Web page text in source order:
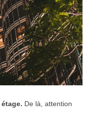
étage. De là, attention